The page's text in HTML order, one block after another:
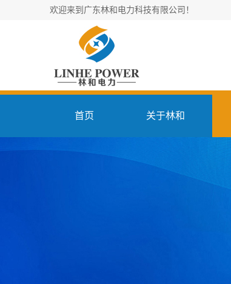
欢迎来到广东林和电力科技有限公司！
首页 关于林和